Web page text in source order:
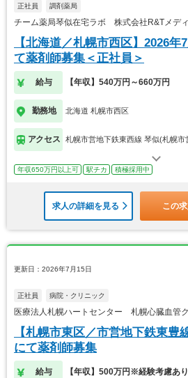
正社員 調剤薬局
チーム薬局琴似在宅ラボ 株式会社R&Tメデ
【北海道／札幌市西区】2026
て薬剤師募集＜正社員＞
給与 【年収】540万円～660万円
勤務地 北海道 札幌市西区
アクセス 札幌市営地下鉄東西線 琴似(札幌市
年収650万円以上可 駅チカ 積極採用中
求人の詳細を見る この
更新日：2026年7月15日
正社員 病院・クリニック
医療法人札幌ハートセンター 札幌心臓血管
【札幌市東区／市営地下鉄東豊
にて薬剤師募集
給与 【年収】500万円※経験考慮あり